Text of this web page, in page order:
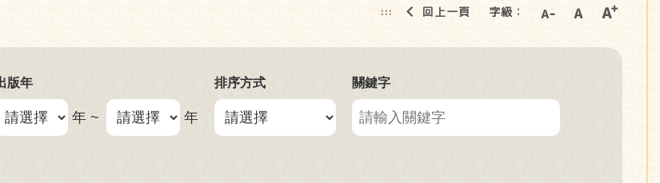
::: 回上一頁 字級：
版年
年 ~ 年
排序方式 關鍵字